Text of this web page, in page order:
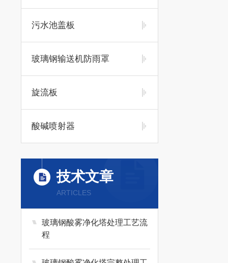
污水池盖板
玻璃钢输送机防雨罩
旋流板
酸碱喷射器
技术文章
ARTICLES
玻璃钢酸雾净化塔处理工艺流
程